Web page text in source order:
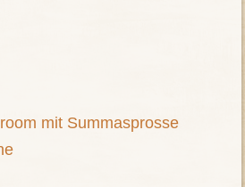
mit Summasprosse